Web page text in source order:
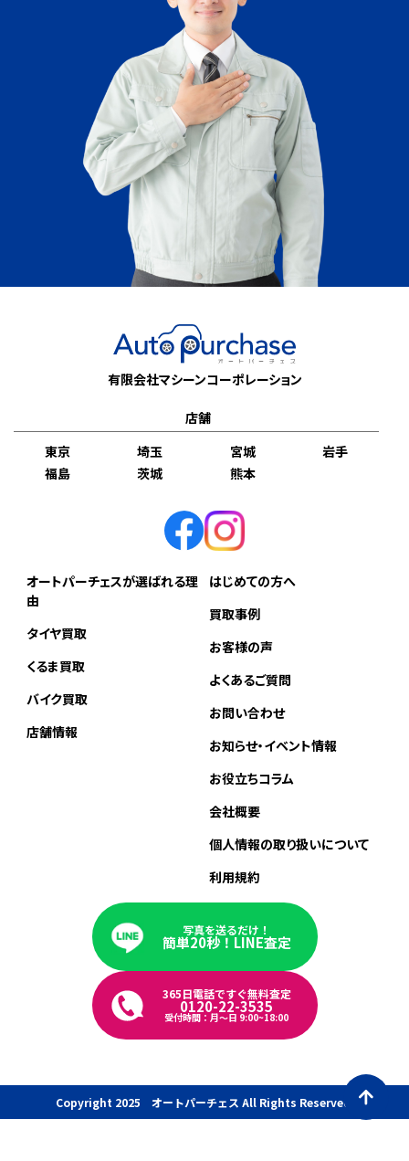
有限会社マシーンコーポレーション
店舗
東京
埼玉 宮城
岩手
福島
茨城 熊本
オートパーチェスが選ばれる理
由
タイヤ買取
くるま買取
バイク買取
店舗情報
はじめての方へ
買取事例
お客様の声
よくあるご質問
お問い合わせ
お知らせ・イベント情報
お役立ちコラム
会社概要
個人情報の取り扱いについて
利用規約
写真を送るだけ！
簡単20秒！LINE査定
365日電話ですぐ無料査定
0120-22-3535
受付時間：月〜日 9:00~18:00
Copyright 2025 オートパーチェス All Rights Reserved.